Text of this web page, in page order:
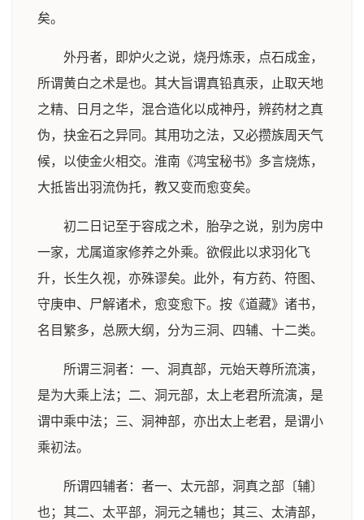
矣。
外丹者，即炉火之说，烧丹炼汞，点石成金，
所谓黄白之术是也。其大旨谓真铅真汞，止取天地
之精、日月之华，混合造化以成神丹，辨药材之真
伪，抉金石之异同。其用功之法，又必攒族周天气
候，以使金火相交。淮南《鸿宝秘书》多言烧炼，
大抵皆出羽流伪托，教又变而愈变矣。
初二日记至于容成之术，胎孕之说，别为房中
一家，尤属道家修养之外乘。欲假此以求羽化飞
升，长生久视，亦殊谬矣。此外，有方药、符图、
守庚申、尸解诸术，愈变愈下。按《道藏》诸书，
名目繁多，总厥大纲，分为三洞、四辅、十二类。
所谓三洞者：一、洞真部，元始天尊所流演，
是为大乘上法；二、洞元部，太上老君所流演，是
谓中乘中法；三、洞神部，亦出太上老君，是谓小
乘初法。
所谓四辅者：者一、太元部，洞真之部〔辅〕
也；其二、太平部，洞元之辅也；其三、太清部，